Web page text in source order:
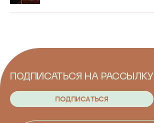
ПРЕСС-ЦЕНТР
ПОДПИСАТЬСЯ НА РАССЫЛКУ
ПОДПИСАТЬСЯ
ПОДПИСАТЬСЯ